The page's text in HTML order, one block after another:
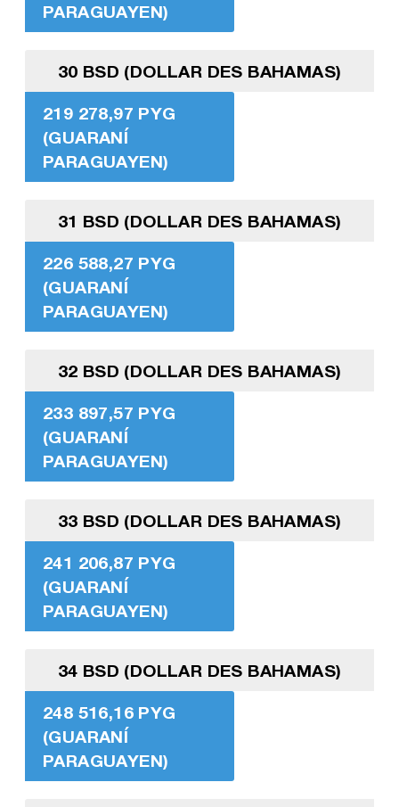
PARAGUAYEN)
30 BSD (DOLLAR DES BAHAMAS)
219 278,97 PYG
(GUARANÍ
PARAGUAYEN)
31 BSD (DOLLAR DES BAHAMAS)
226 588,27 PYG
(GUARANÍ
PARAGUAYEN)
32 BSD (DOLLAR DES BAHAMAS)
233 897,57 PYG
(GUARANÍ
PARAGUAYEN)
33 BSD (DOLLAR DES BAHAMAS)
241 206,87 PYG
(GUARANÍ
PARAGUAYEN)
34 BSD (DOLLAR DES BAHAMAS)
248 516,16 PYG
(GUARANÍ
PARAGUAYEN)